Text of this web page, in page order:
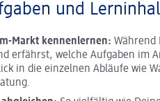
und
Markt kennenlernen: Während
erfährst, welche Aufgaben im
in die einzelnen Abläufe wie